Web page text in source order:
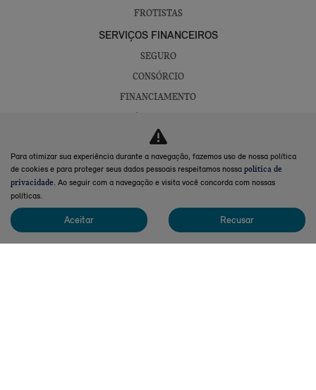
FROTISTAS
SERVIÇOS FINANCEIROS
SEGURO
CONSÓRCIO
FINANCIAMENTO
ASSISTÊNCIA TÉCNICA
PEÇAS E ACESSÓRIOS
CONTATO
FALE CONOSCO
QUEM SOMOS
Para otimizar sua experiência durante a navegação, fazemos uso de nossa política
de cookies e para proteger seus dados pessoais respeitamos nossa política de
privacidade. Ao seguir com a navegação e visita você concorda com nossas
políticas.
Aceitar Recusar